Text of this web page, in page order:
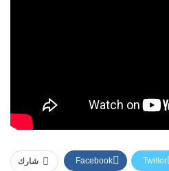
شارك Facebook Twitter